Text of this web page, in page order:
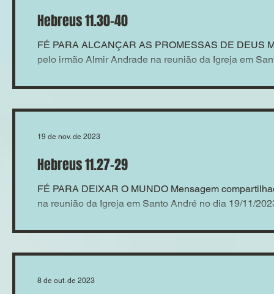
Hebreus 11.30-40
FÉ PARA ALCANÇAR AS PROMESSAS DE DEUS
pelo irmão Almir Andrade na reunião da Igreja em
Hebreus 11.27-29
FÉ PARA DEIXAR O MUNDO Mensagem
na reunião da Igreja em Santo André no dia 19/11/
19 de nov. de 2023
8 de out. de 2023